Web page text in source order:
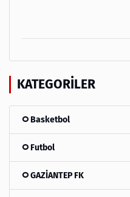
KATEGORILER
Basketbol
Futbol
GAZİANTEP FK